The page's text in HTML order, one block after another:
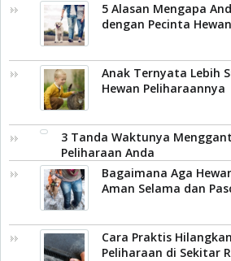
5 Alasan Mengapa
dengan Pecinta Hewan
Anak Ternyata Lebih
Hewan Peliharaannya
3 Tanda Waktunya
Peliharaan Anda
Bagaimana Aga
Aman Selama dan
Cara Praktis
Peliharaan di Sekitar